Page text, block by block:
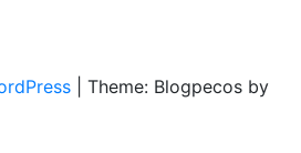
Theme: Blogpecos by